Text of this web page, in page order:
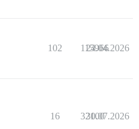
102 115966
24.04.2026
16 32100
30.07.2026